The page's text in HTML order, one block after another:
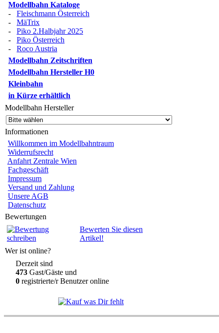
Modellbahn Kataloge
- Fleischmann Österreich
- MäTrix
- Piko 2.Halbjahr 2025
- Piko Österreich
- Roco Austria
Modellbahn Zeitschriften
Modellbahn Hersteller H0
Kleinbahn
in Kürze erhältlich
Modellbahn Hersteller
Informationen
Willkommen im Modellbahntraum
Widerrufsrecht
Anfahrt Zentrale Wien
Fachgeschäft
Impressum
Versand und Zahlung
Unsere AGB
Datenschutz
Bewertungen
Bewerten Sie diesen
Artikel!
Wer ist online?
Derzeit sind
473 Gast/Gäste und
0 registrierte/r Benutzer online